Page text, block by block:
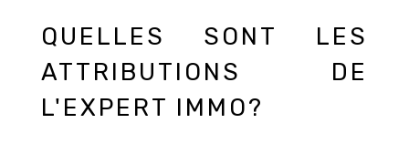
QUELLES SONT LES
ATTRIBUTIONS DE
L'EXPERT IMMO?